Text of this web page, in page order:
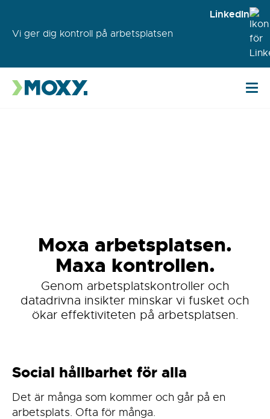
Vi ger dig kontroll på arbetsplatsen
LinkedIn
Moxa arbetsplatsen.
Maxa kontrollen.
Genom arbetsplatskontroller och
datadrivna insikter minskar vi fusket och
ökar effektiviteten på arbetsplatsen.
Social hållbarhet för alla
Det är många som kommer och går på en
arbetsplats. Ofta för många.